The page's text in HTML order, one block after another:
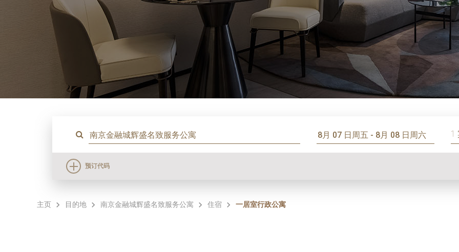
1
预订代码
主页 目的地 南京金融城辉盛名致服务公寓 住宿 一居室行政公寓